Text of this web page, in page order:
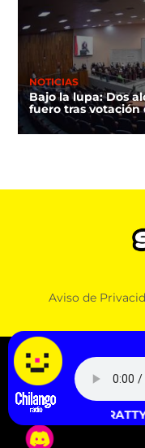
NOTICIAS
Bajo la lupa: Dos
fuero tras votación
Aviso de
© 2026 SOPITAS.COM -
MÁS!.
BRATTY